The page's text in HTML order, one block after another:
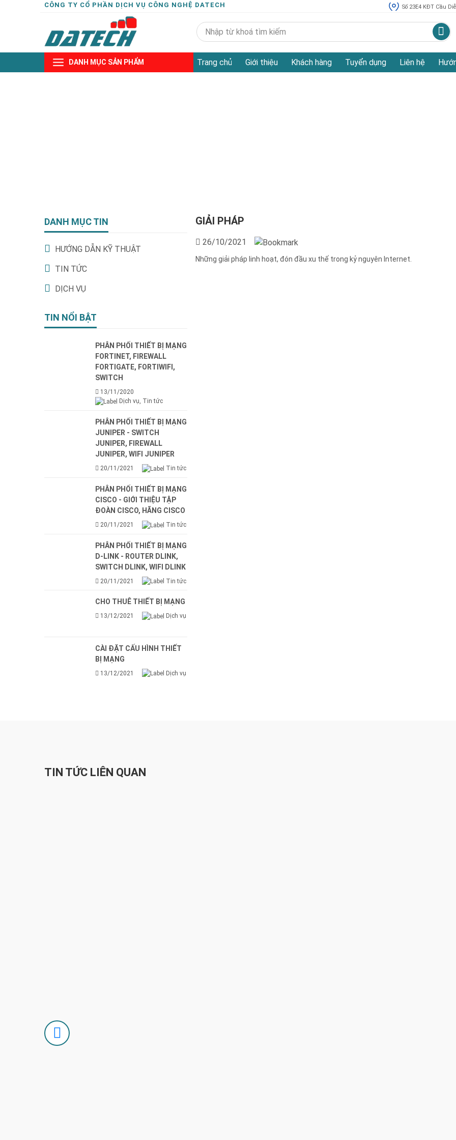
CÔNG TY CỔ PHẦN DỊCH VỤ CÔNG NGHỆ DATECH Số 23E4 KĐT Cầu
DANH MỤC SẢN PHẨM Trang chủ Giới thiệu Khách hàng Tuyển dụng Liên hệ
DANH MỤC TIN
HƯỚNG DẪN KỸ THUẬT
TIN TỨC
DỊCH VỤ
TIN NỔI BẬT
PHÂN PHỐI THIẾT BỊ MẠNG
FORTINET, FIREWALL
FORTIGATE, FORTIWIFI,
SWITCH
13/11/2020
Dịch vụ Tin tức
PHÂN PHỐI THIẾT BỊ MẠNG
JUNIPER - SWITCH
JUNIPER, FIREWALL
JUNIPER, WIFI JUNIPER
20/11/2021 Tin tức
PHÂN PHỐI THIẾT BỊ MẠNG
CISCO - GIỚI THIỆU TẬP
ĐOÀN CISCO, HÃNG CISCO
20/11/2021 Tin tức
PHÂN PHỐI THIẾT BỊ MẠNG
D-LINK - ROUTER DLINK,
SWITCH DLINK, WIFI DLINK
20/11/2021 Tin tức
CHO THUÊ THIẾT BỊ MẠNG
13/12/2021 Dịch vụ
CÀI ĐẶT CẤU HÌNH THIẾT
BỊ MẠNG
13/12/2021 Dịch vụ
GIẢI PHÁP
26/10/2021
Những giải pháp linh hoạt, đón đầu xu thế trong kỷ nguyên Internet.
TIN TỨC LIÊN QUAN